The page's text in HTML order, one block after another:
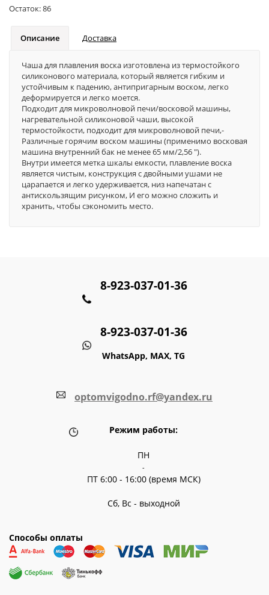
Остаток:86
Описание Доставка
Чаша для плавления воска изготовлена из термостойкого
силиконового материала, который является гибким и
устойчивым к падению, антипригарным воском, легко
деформируется и легко моется.
Подходит для микроволновой печи/восковой машины,
нагревательной силиконовой чаши, высокой
термостойкости, подходит для микроволновой печи,-
Различные горячим воском машины (применимо восковая
машина внутренний бак не менее 65 мм/2,56 ").
Внутри имеется метка шкалы емкости, плавление воска
является чистым, конструкция с двойными ушами не
царапается и легко удерживается, низ напечатан с
антискользящим рисунком, И его можно сложить и
хранить, чтобы сэкономить место.
8-923-037-01-36
8-923-037-01-36
WhatsApp, MAX, TG
optomvigodno.rf@yandex.ru
Режим работы:
ПН
-
ПТ 6:00 - 16:00 (время МСК)
Сб, Вс - выходной
Способы оплаты